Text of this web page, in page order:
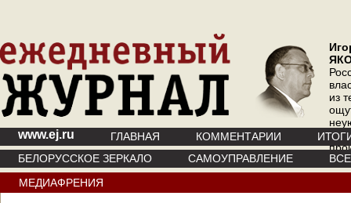
из
где
www.ej.ru ГЛАВНАЯ КОММЕНТАРИИ
БЕЛОРУССКОЕ ЗЕРКАЛО
САМОУПРАВЛЕНИЕ
МЕДИАФРЕНИЯ